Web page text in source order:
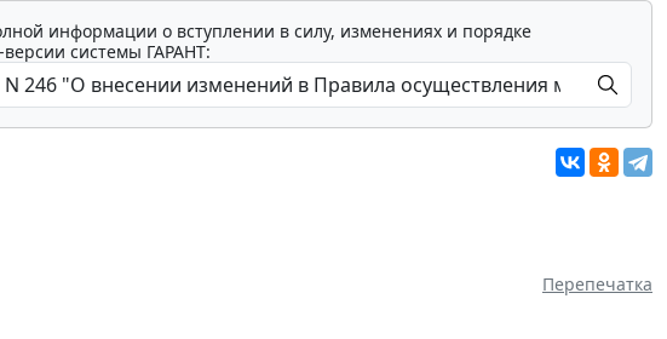
информации о вступлении в силу, изменениях и порядке
системы ГАРАНТ:
Перепечатка